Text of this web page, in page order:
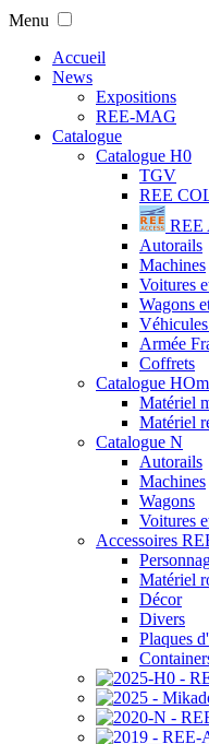
Menu
Accueil
News
Expositions
REE-MAG
Catalogue
Catalogue H0
TGV
REE
REE
Autorails
Machines
Voitures
Wagons
Armée
Coffrets
Catalogue
Matériel
Matériel
Catalogue N
Autorails
Machines
Wagons
Voitures
Accessoires
Matériel
Décor
Divers
Plaques